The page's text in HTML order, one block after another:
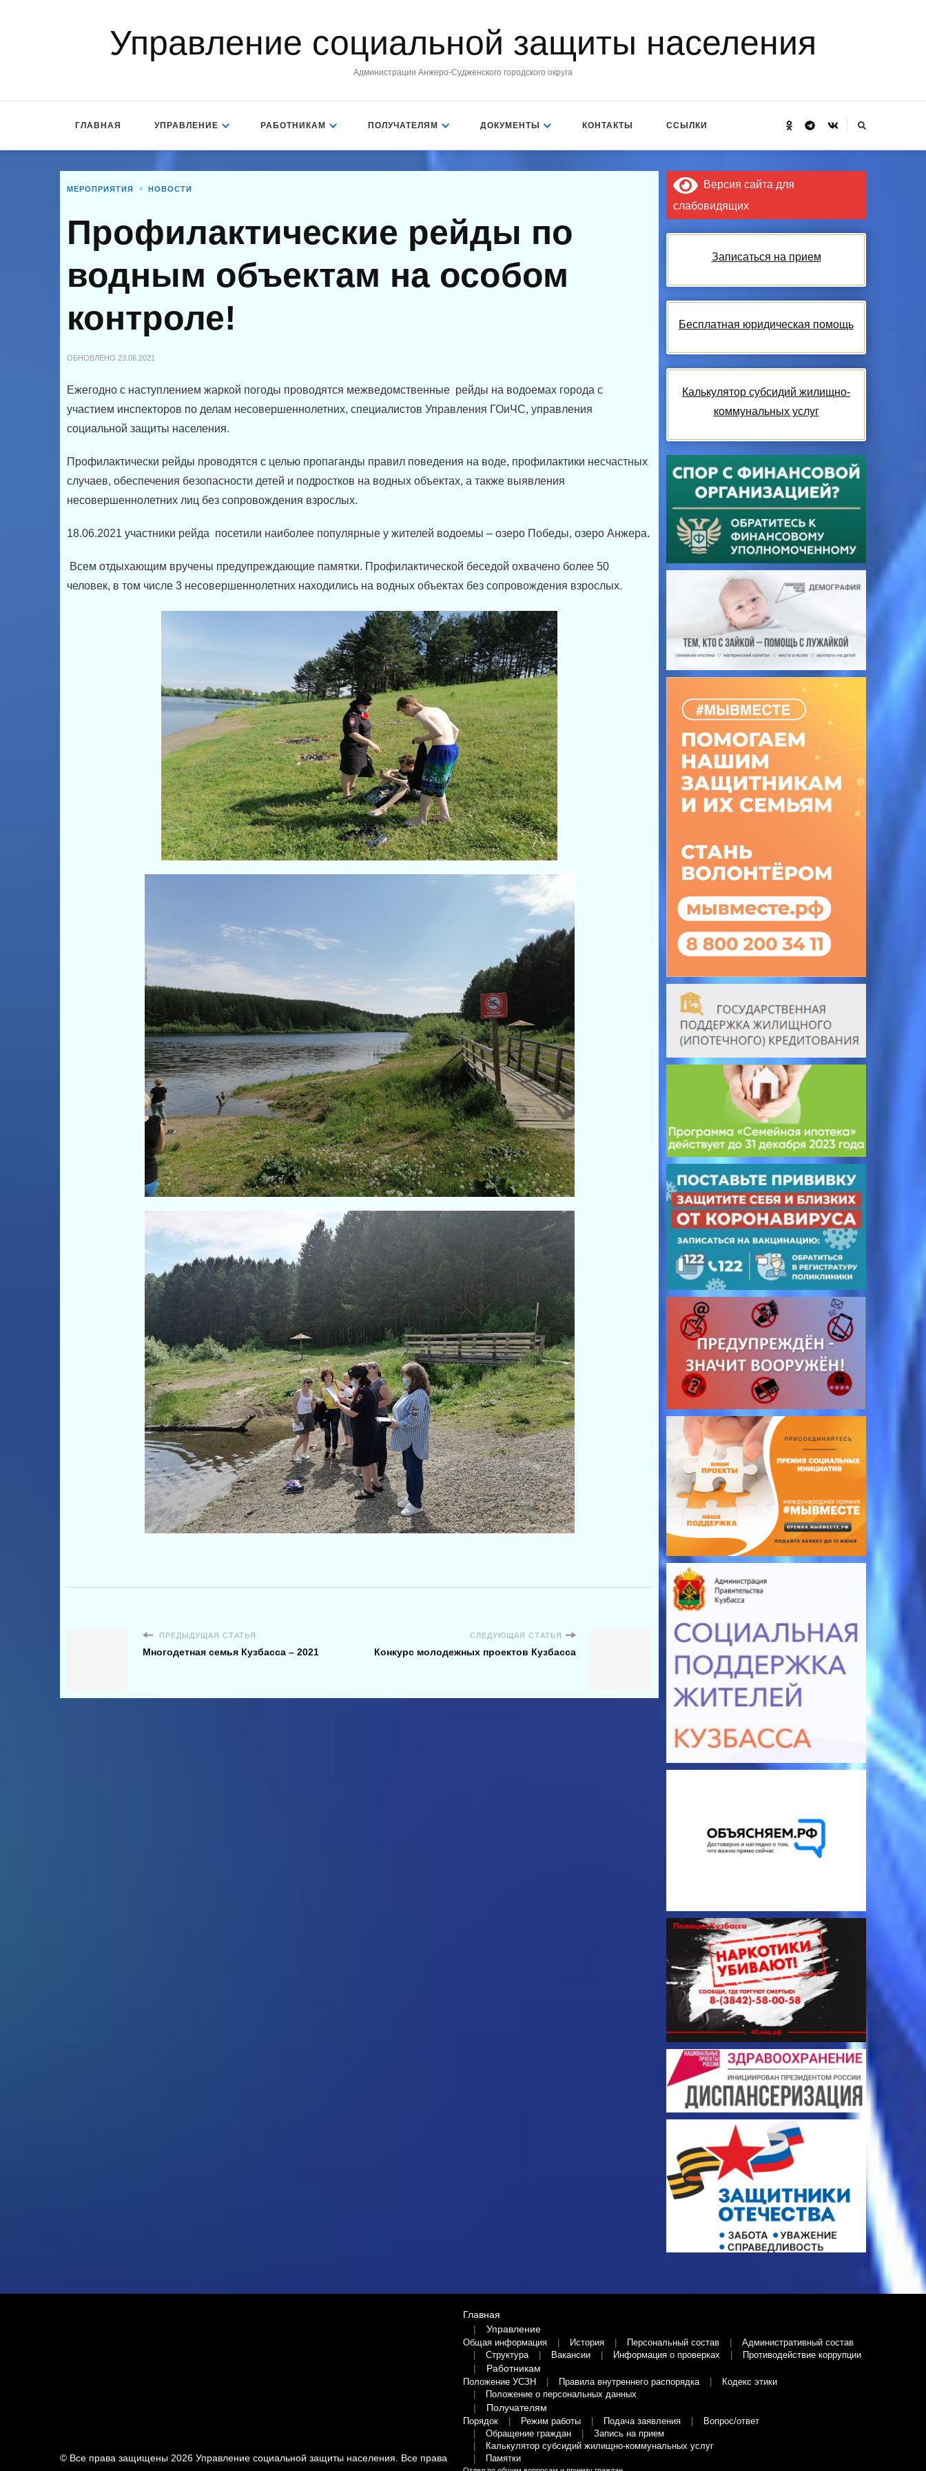
Управление социальной защиты населения
Администрации Анжеро-Судженского городского округа
ГЛАВНАЯ УПРАВЛЕНИЕ РАБОТНИКАМ ПОЛУЧАТЕЛЯМ ДОКУМЕНТЫ КОНТАКТЫ ССЫЛКИ
что-
МЕРОПРИЯТИЯ НОВОСТИ
Профилактические рейды по
водным объектам на особом
контроле!
ОБНОВЛЕНО 23.06.2021
Ежегодно с наступлением жаркой погоды проводятся межведомственные рейды на водоемах города с
участием инспекторов по делам несовершеннолетних, специалистов Управления ГОиЧС, управления
социальной защиты населения.
Профилактически рейды проводятся с целью пропаганды правил поведения на воде, профилактики несчастных
случаев, обеспечения безопасности детей и подростков на водных объектах, а также выявления
несовершеннолетних лиц без сопровождения взрослых.
18.06.2021 участники рейда посетили наиболее популярные у жителей водоемы – озеро Победы, озеро Анжера.
Всем отдыхающим вручены предупреждающие памятки. Профилактической беседой охвачено более 50
человек, в том числе 3 несовершеннолетних находились на водных объектах без сопровождения взрослых.
ПРЕДЫДУЩАЯ СТАТЬЯ
Многодетная семья Кузбасса – 2021
СЛЕДУЮЩАЯ СТАТЬЯ
Конкурс молодежных проектов Кузбасса
Версия сайта для
слабовидящих
Записаться на прием
Бесплатная юридическая помощь
Калькулятор субсидий жилищно-
коммунальных услуг
© Все права защищены 2026 Управление социальной защиты населения. Все права
Главная
Управление
Общая информация История Персональный состав
Административный состав
Структура
Вакансии Информация о проверках Противодействие коррупции
Работникам
Положение УСЗН Правила внутреннего распорядка
Кодекс этики
Положение о персональных данных
Получателям
Порядок Режим работы Подача заявления
Вопрос/ответ
Обращение граждан
Запись на прием
Калькулятор субсидий жилищно-коммунальных услуг
Памятки